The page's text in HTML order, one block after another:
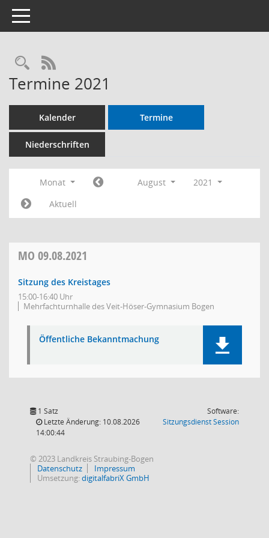
Toggle navigation
RSS-Feed
Termine 2021
Kalender Termine
Niederschriften
Monat August
2021
Aktuell
MO 09.08.2021
Sitzung des Kreistages
15:00-16:40 Uhr
Mehrfachturnhalle des Veit-Höser-Gymnasium Bogen
Öffentliche Bekanntmachung
1 Satz
Letzte Änderung: 10.08.2026
14:00:44
Software:
SitzungsdienstSession(Wird in
© 2023 Landkreis Straubing-Bogen
Datenschutz
Impressum
Umsetzung:digitalfabriX GmbH